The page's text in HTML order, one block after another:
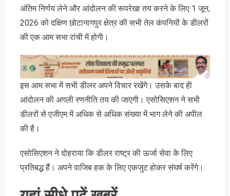
अंतिम निर्णय लेने और आंदोलन की रूपरेखा तय करने के लिए 1 जून,
2026 को दक्षिण छोटानागपुर क्षेत्र की सभी तेल कंपनियों के डीलरों
की एक आम सभा रांची में होगी।
इस आम सभा में सभी डीलर अपने विचार रखेंगे। उसके बाद ही
आंदोलन की अगली रणनीति तय की जाएगी। एसोसिएशन ने सभी
डीलरों से एजीएम में अधिक से अधिक संख्या में भाग लेने की अपील
की है।
एसोसिएशन ने दोहराया कि डीलर राष्ट्र की ऊर्जा सेवा के लिए
प्रतिबद्ध हैं। अपने वाजिब हक के लिए एकजुट होकर संघर्ष करेंगे।